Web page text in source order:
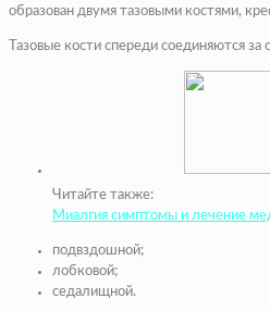
образован двумя тазовыми костями,
Тазовые кости спереди соединяются за
Читайте также:
Миалгия симптомы и лечение
подвздошной;
лобковой;
седалищной.